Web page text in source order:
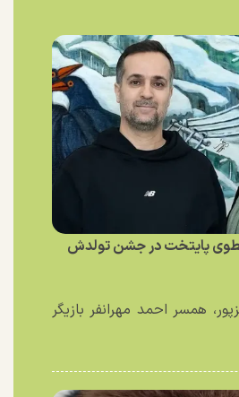
پایتخت در جشن تولدش
همسر احمد مهرانفر بازیگر